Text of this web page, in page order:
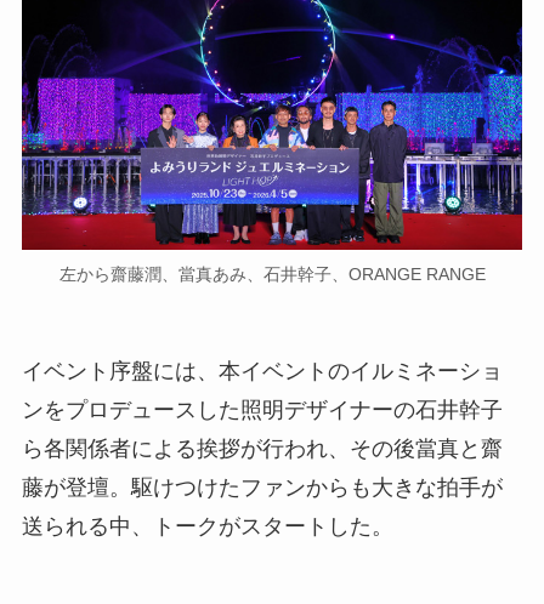
左から齋藤潤、當真あみ、石井幹子、ORANGE RANGE
イベント序盤には、本イベントのイルミネーショ
ンをプロデュースした照明デザイナーの石井幹子
ら各関係者による挨拶が行われ、その後當真と齋
藤が登壇。駆けつけたファンからも大きな拍手が
送られる中、トークがスタートした。